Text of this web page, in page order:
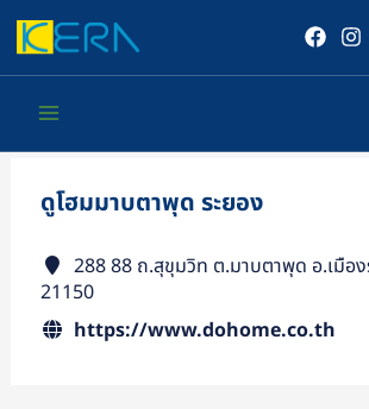
Skip
to
Menu
ดูโฮมมาบตาพุด ระยอง
288 88 ถ.สุขุมวิท ต.มาบตาพุด อ.เมือง
21150
https://www.dohome.co.th